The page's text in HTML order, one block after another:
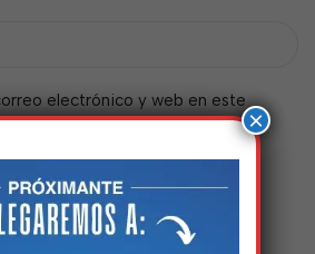
electrónico y web en este
vez que comente.
×